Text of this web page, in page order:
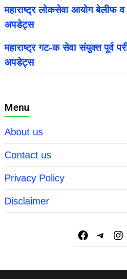
महाराष्ट्र लोकसेवा आयोग बेलीफ
अपडेट्स
महाराष्ट्र गट-क सेवा संयुक्त पूर्व
अपडेट्स
Menu
About us
Contact us
Privacy Policy
Disclaimer